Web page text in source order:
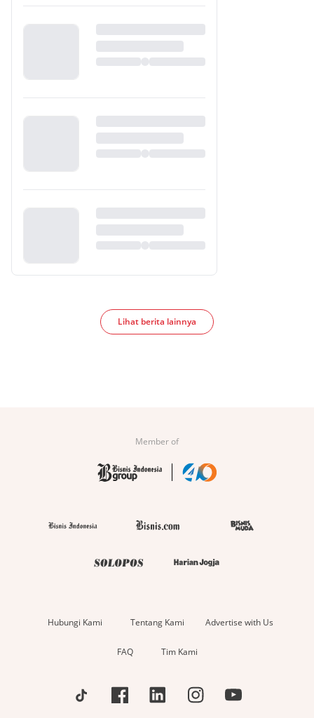
Lihat berita lainnya
Member of
Hubungi Kami Tentang Kami Advertise with Us
FAQ Tim Kami